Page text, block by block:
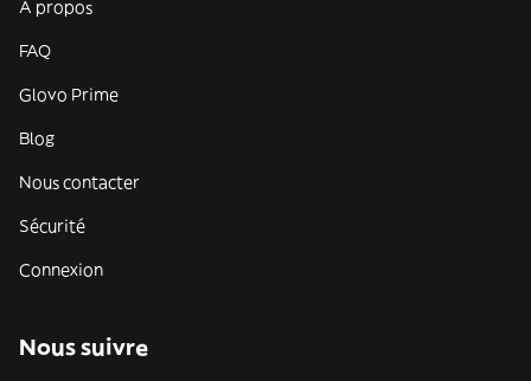
À propos
FAQ
Glovo Prime
Blog
Nous contacter
Sécurité
Connexion
Nous suivre